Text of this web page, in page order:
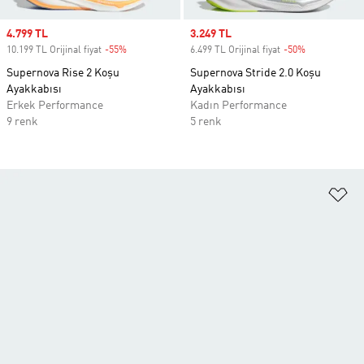
Sale price
4.799 TL
10.199 TL Orijinal fiyat -55%
Supernova Rise 2 Koşu
Ayakkabısı
Erkek Performance
9 renk
Sale price
3.249 TL
6.499 TL Orijinal fiyat -50%
Supernova Stride 2.0 Koşu
Ayakkabısı
Kadın Performance
5 renk